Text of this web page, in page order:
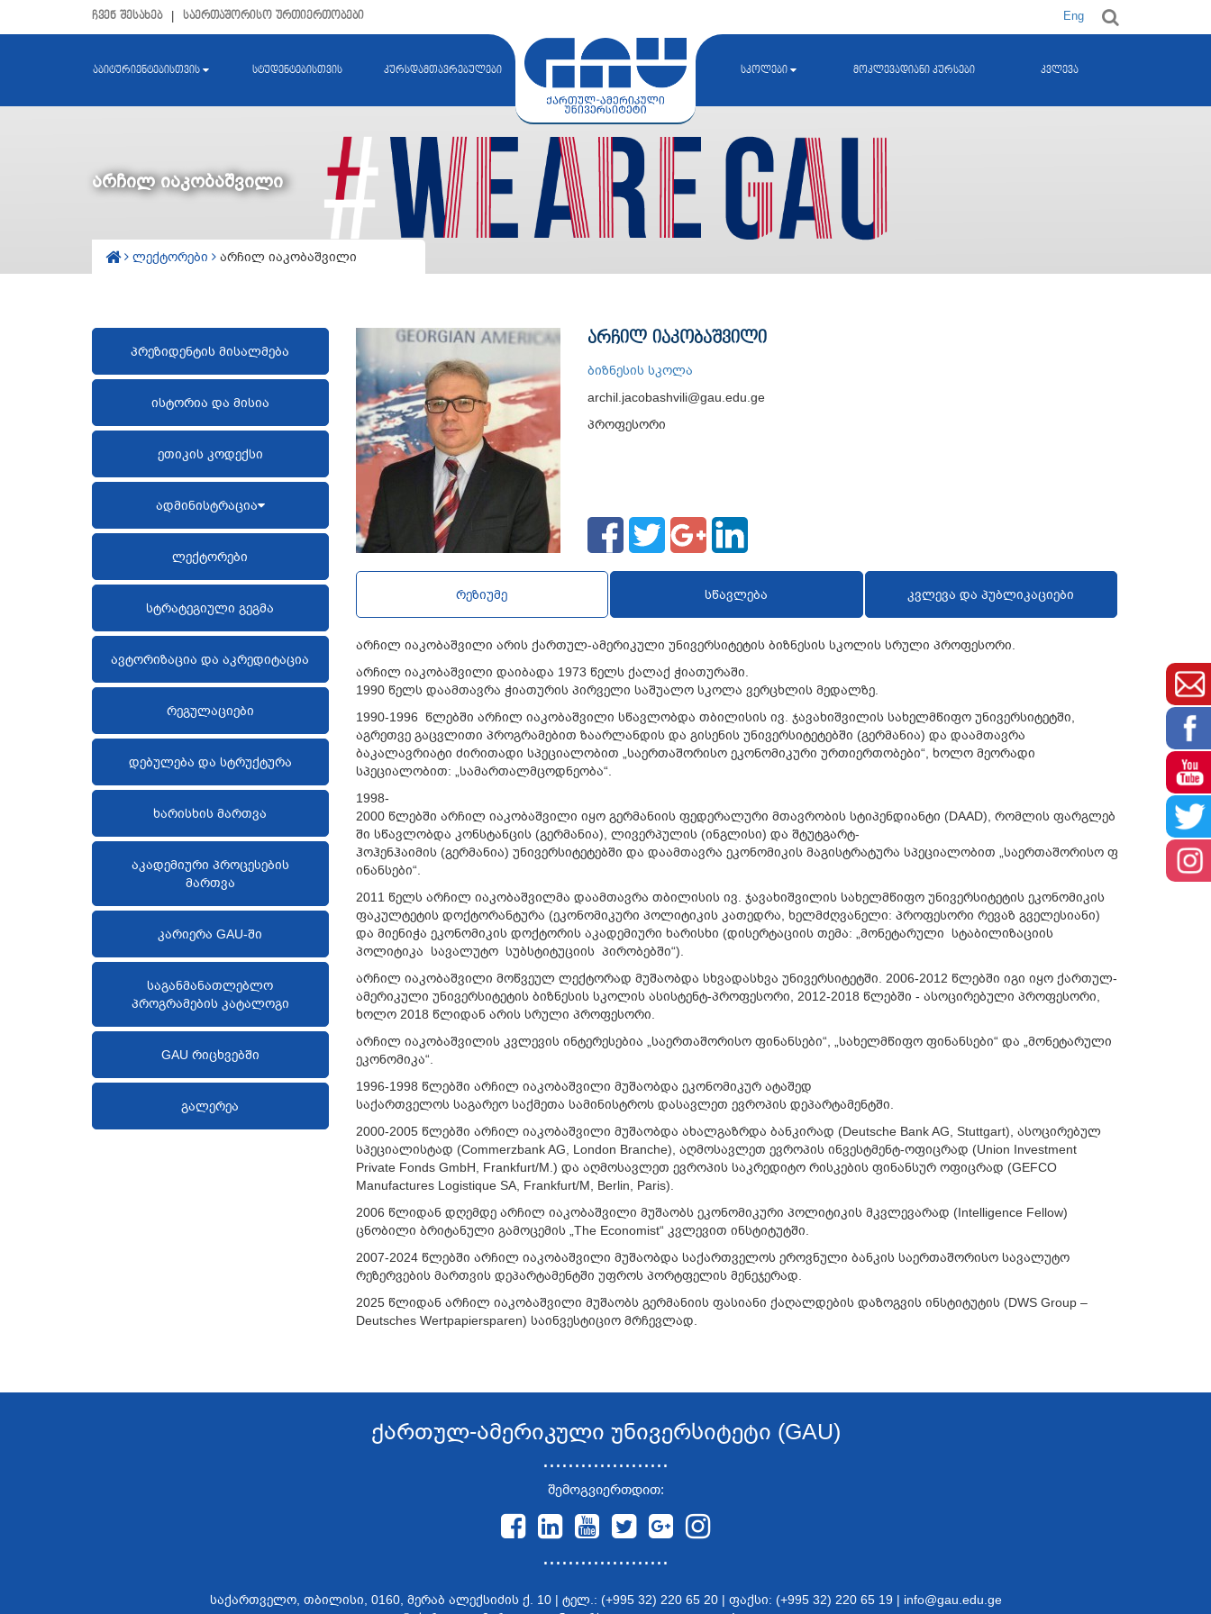
ჩვენ შესახებ საერთაშორისო ურთიერთობები Eng
აბიტურიენტებისთვის სტუდენტებისთვის კურსდამთავრებულები სკოლები მოკლევადიანი კურსები კვლევა
არჩილ იაკობაშვილი
ლექტორები არჩილ იაკობაშვილი
პრეზიდენტის მისალმება
ისტორია და მისია
ეთიკის კოდექსი
ადმინისტრაცია
ლექტორები
სტრატეგიული გეგმა
ავტორიზაცია და აკრედიტაცია
რეგულაციები
დებულება და სტრუქტურა
ხარისხის მართვა
აკადემიური პროცესების
მართვა
კარიერა GAU-ში
საგანმანათლებლო
პროგრამების კატალოგი
GAU რიცხვებში
გალერეა
არჩილ იაკობაშვილი
ბიზნესის სკოლა
archil.jacobashvili@gau.edu.ge
პროფესორი
რეზიუმე სწავლება კვლევა და პუბლიკაციები
არჩილ იაკობაშვილი არის ქართულ-ამერიკული უნივერსიტეტის ბიზნესის სკოლის სრული პროფესორი
არჩილ იაკობაშვილი დაიბადა 1973 წელს ქალაქ ჭიათურაში
1990 წელს დაამთავრა ჭიათურის პირველი საშუალო სკოლა ვერცხლის მედალზე.
1990-1996 წლებში არჩილ იაკობაშვილი სწავლობდა თბილისის ივ ჯავახიშვილის სახელმწიფო უნივერსიტეტში
აგრეთვე გაცვლითი პროგრამებით ზაარლანდის და გისენის უნივერსიტეტებში (გერმანია) და დაამთავრა
ბაკალავრიატი ძირითადი სპეციალობით საერთაშორისო ეკონომიკური ურთიერთობები“, ხოლო მეორადი
სპეციალობით: „ სამართალმცოდნეობა“.
1998-
2000 წლებში არჩილ იაკობაშვილი იყო გერმანიის ფედერალური მთავრობის სტიპენდიანტი (DAAD), რომლის ფარგლებ
ში სწავლობდა კონსტანცის(გერმანია), ლივერპულის(ინგლისი) და შტუტგარტ-
ჰოჰენჰაიმის(გერმანია) უნივერსიტეტებში და დაამთავრა ეკონომიკის მაგისტრატურა სპეციალობით საერთაშორისო ფ
ინანსები“.
2011 წელს არჩილ იაკობაშვილმა დაამთავრა თბილისის ივ ჯავახიშვილის სახელმწიფო უნივერსიტეტის ეკონომიკის
ფაკულტეტის დოქტორანტურა (ეკონომიკური პოლიტიკის კათედრა ხელმძღვანელი: პროფესორი რევაზ გველესიანი)
და მიენიჭა ეკონომიკის დოქტორის აკადემიური ხარისხი (დისერტაციის თემა: „ მონეტარული
სტაბილიზაციის
პოლიტიკა
სავალუტო სუბსტიტუციის პირობებში“).
არჩილ იაკობაშვილი მოწვეულ ლექტორად მუშაობდა სხვადასხვა უნივერსიტეტში . 2006-2012 წლებში იგი იყო ქართულ-
ამერიკული უნივერსიტეტის ბიზნესის სკოლის ასისტენტ-პროფესორი , 2012-2018 წლებში - ასოცირებული პროფესორი
ხოლო2018 წლიდან არის სრული პროფესორი
არჩილ იაკობაშვილის კვლევის ინტერესებია საერთაშორისო ფინანსები“, „ სახელმწიფო ფინანსები“ და
მონეტარული
ეკონომიკა“.
1996-1998 წლებში არჩილ იაკობაშვილი მუშაობდა ეკონომიკურ ატაშედ
საქართველოს საგარეო საქმეთა სამინისტროს დასავლეთ ევროპის დეპარტამენტში
2000-2005 წლებში არჩილ იაკობაშვილი მუშაობდა ახალგაზრდა ბანკირად (Deutsche Bank AG, Stuttgart), ასოცირებულ
სპეციალისტად (Commerzbank AG, London Branche), აღმოსავლეთ ევროპის ინვესტმენტ-ოფიცრად (Union Investment
Private Fonds GmbH, Frankfurt/M.) და აღმოსავლეთ ევროპის საკრედიტო რისკების ფინანსურ ოფიცრად (GEFCO
Manufactures Logistique SA, Frankfurt/M, Berlin, Paris).
2006 წლიდან დღემდე არჩილ იაკობაშვილი მუშაობს ეკონომიკური პოლიტიკის მკვლევარად (Intelligence Fellow)
ცნობილი ბრიტანული გამოცემის „The Economist“ კვლევით ინსტიტუტში.
2007-2024 წლებში არჩილ იაკობაშვილი მუშაობდა საქართველოს ეროვნული ბანკის საერთაშორისო სავალუტო
რეზერვების მართვის დეპარტამენტში უფროს პორტფელის მენეჯერად.
2025 წლიდან არჩილ იაკობაშვილი მუშაობს გერმანიის ფასიანი ქაღალდების დაზოგვის ინსტიტუტის (DWS Group –
Deutsches Wertpapiersparen) საინვესტიციო მრჩევლად.
ქართულ-ამერიკული უნივერსიტეტი (GAU)
....................
შემოგვიერთდით:
....................
საქართველო, თბილისი, 0160, მერაბ ალექსიძის ქ. 10 | ტელ.: (+995 32) 220 65 20 | ფაქსი: (+995 32) 220 65 19 | info@gau.edu.ge